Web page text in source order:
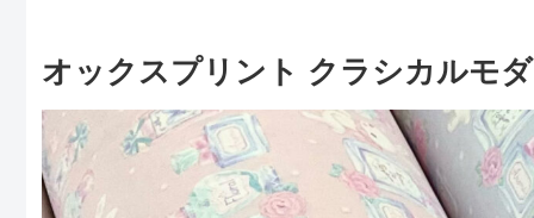
オックスプリント クラシカルモ